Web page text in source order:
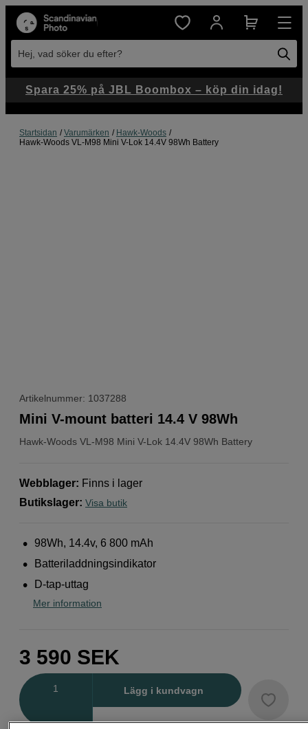
Hej, vad söker du efter?
Startsidan Varumärken
Hawk-Woods
Hawk-Woods VL-M98 Mini V-Lok 14.4V 98Wh Battery
Artikelnummer: 1037288
Hawk-Woods VL-M98 Mini V-Lok 14.4V 98Wh Battery
Mini V-mount batteri 14.4 V 98Wh
Webblager: Finns i lager
Butikslager: Visa butik
98Wh, 14.4v, 6 800 mAh
Batteriladdningsindikator
D-tap-uttag
Mer information
3 590 SEK
Lägg i kundvagn
Spara 25% på JBL Boombox – köp din idag!